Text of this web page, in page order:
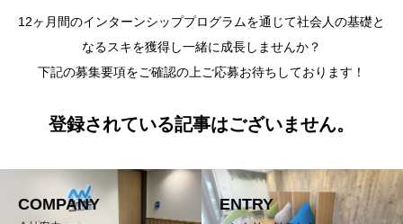
12ヶ月間のインターンシッププログラムを通じて社会人の基礎と
なるスキを獲得し一緒に成長しませんか？
下記の募集要項をご確認の上ご応募お待ちしております！
登録されている記事はございません。
COMPANY ENTRY